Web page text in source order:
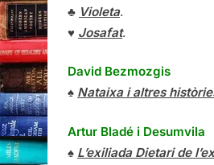
♣ Violeta.
♥ Josafat.
David Bezmozgis
♠ Nataixa i altres
Artur Bladé i Desumvila
♠ L’exiliada Dietari de